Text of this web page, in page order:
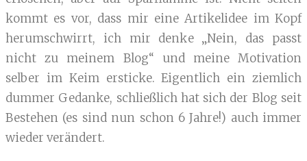
kommt es vor, dass mir eine Artikelidee im Kopf
herumschwirrt, ich mir denke „Nein, das passt
nicht zu meinem Blog“ und meine Motivation
selber im Keim ersticke. Eigentlich ein ziemlich
dummer Gedanke, schließlich hat sich der Blog seit
Bestehen (es sind nun schon 6 Jahre!) auch immer
wieder verändert.